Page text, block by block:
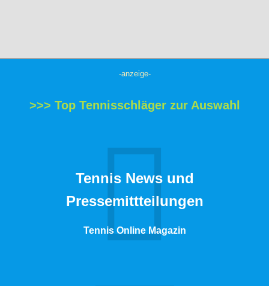
-anzeige-
>>> Top Tennisschläger zur Auswahl
Tennis News und
Pressemittteilungen
Tennis Online Magazin